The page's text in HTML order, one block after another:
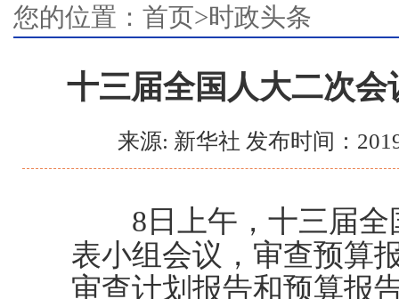
您的位置： 首页>时政头条
十三届全国人大二次
来源: 新华社 发布时间：
8日上午，十三届全
表小组会议，审查预算
审查计划报告和预算报